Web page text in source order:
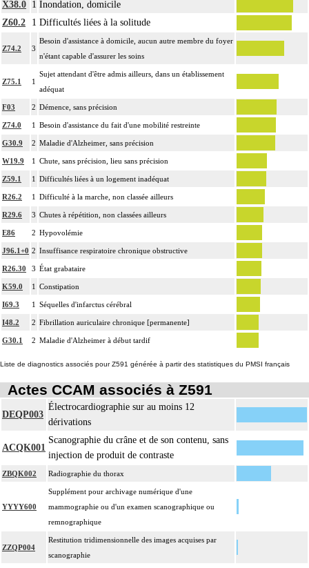
X38.0 1 Inondation, domicile
Z60.2
1 Difficultés liées à la solitude
Z74.2 3
Besoin d'assistance à domicile, aucun autre membre du foyer
n'étant capable d'assurer les soins
Z75.1 1
Sujet attendant d'être admis ailleurs, dans un établissement
adéquat
F03 2 Démence, sans précision
Z74.0 1 Besoin d'assistance du fait d'une mobilité restreinte
G30.9 2 Maladie d'Alzheimer, sans précision
W19.9 1 Chute, sans précision, lieu sans précision
Z59.1 1 Difficultés liées à un logement inadéquat
R26.2 1 Difficulté à la marche, non classée ailleurs
R29.6 3 Chutes à répétition, non classées ailleurs
E86 2 Hypovolémie
J96.1+0 2 Insuffisance respiratoire chronique obstructive
R26.30 3 État grabataire
K59.0 1 Constipation
I69.3 1 Séquelles d'infarctus cérébral
I48.2 2 Fibrillation auriculaire chronique [permanente]
G30.1 2 Maladie d'Alzheimer à début tardif
Liste de diagnostics associés pour Z591 générée à partir des statistiques du PMSI français
Actes CCAM associés à Z591
DEQP003
Électrocardiographie sur au moins 12
dérivations
ACQK001
Scanographie du crâne et de son contenu, sans
injection de produit de contraste
ZBQK002 Radiographie du thorax
YYYY600
Supplément pour archivage numérique d'une
mammographie ou d'un examen scanographique ou
remnographique
ZZQP004
Restitution tridimensionnelle des images acquises par
scanographie